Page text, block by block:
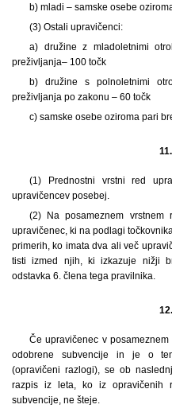
b) mladi – samske osebe
(3) Ostali upravičenci:
a) družine z mladoletnimi
preživljanja– 100 točk
b) družine s polnoletnimi
preživljanja po zakonu – 60 točk
c) samske osebe oziroma pari
(1) Prednostni vrstni red
upravičencev posebej.
(2) Na posameznem vrstnem
upravičenec, ki na podlagi
primerih, ko imata dva ali več
tisti izmed njih, ki izkazuje nižji
odstavka 6. člena tega pravilnika.
Če upravičenec v
odobrene subvencije in je o
(opravičeni razlogi), se ob
razpis iz leta, ko iz opravičenih
subvencije, ne šteje.